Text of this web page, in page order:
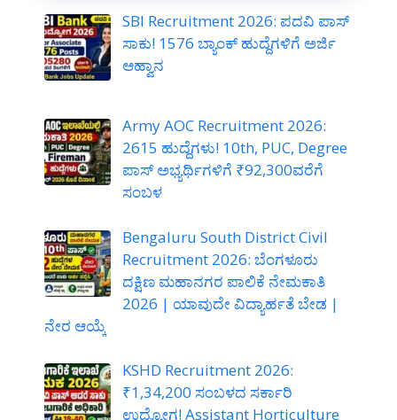
SBI Recruitment 2026: ಪದವಿ ಪಾಸ್
ಸಾಕು! 1576 ಬ್ಯಾಂಕ್ ಹುದ್ದೆಗಳಿಗೆ ಅರ್ಜಿ
ಆಹ್ವಾನ
Army AOC Recruitment 2026:
2615 ಹುದ್ದೆಗಳು! 10th, PUC, Degree
ಪಾಸ್ ಅಭ್ಯರ್ಥಿಗಳಿಗೆ ₹92,300ವರೆಗೆ
ಸಂಬಳ
Bengaluru South District Civil
Recruitment 2026: ಬೆಂಗಳೂರು
ದಕ್ಷಿಣ ಮಹಾನಗರ ಪಾಲಿಕೆ ನೇಮಕಾತಿ
2026 | ಯಾವುದೇ ವಿದ್ಯಾರ್ಹತೆ ಬೇಡ |
ನೇರ ಆಯ್ಕೆ
KSHD Recruitment 2026:
₹1,34,200 ಸಂಬಳದ ಸರ್ಕಾರಿ
ಉದ್ಯೋಗ! Assistant Horticulture